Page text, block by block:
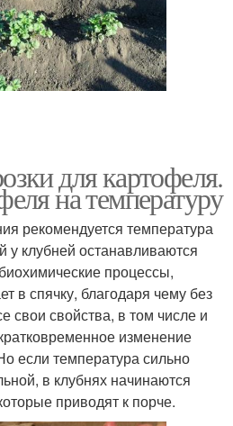
для картофеля.
на температуру
рекомендуется температура
у клубней останавливаются
процессы,
в спячку, благодаря чему без
свои свойства, в том числе и
изменение
если температура сильно
в клубнях начинаются
приводят к порче.